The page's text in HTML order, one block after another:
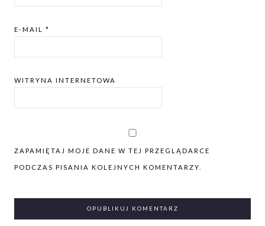
E-MAIL *
WITRYNA INTERNETOWA
ZAPAMIĘTAJ MOJE DANE W TEJ PRZEGLĄDARCE
PODCZAS PISANIA KOLEJNYCH KOMENTARZY.